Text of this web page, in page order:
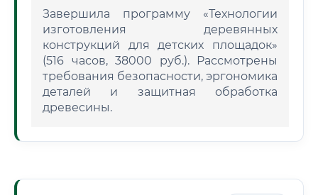
Завершила программу «Технологии
изготовления деревянных
конструкций для детских площадок»
(516 часов, 38000 руб.). Рассмотрены
требования безопасности, эргономика
деталей и защитная обработка
древесины.